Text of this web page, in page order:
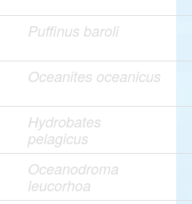
Puffinus baroli
Oceanites oceanicus
Hydrobates
pelagicus
Oceanodroma
leucorhoa